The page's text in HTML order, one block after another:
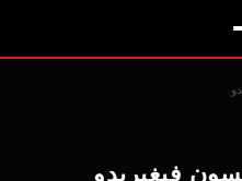
فيغيريدو